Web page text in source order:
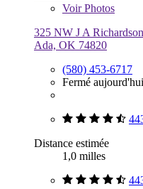
VoirPhotos
325 NW J A
Ada, OK 74820
(580) 453-6717
Fermé aujourd'hui
Distance estimée
1,0 milles